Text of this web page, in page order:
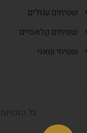
שטיחים עגולים
שטיחים קלאסיים
שטיחי שאגי
כל